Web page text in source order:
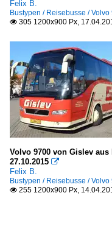
Felix B.
Bustypen / Reisebusse / Volvo
 305 1200x900 Px,
Volvo 9700 von Gislev
27.10.2015 
Felix B.
Bustypen / Reisebusse / Volvo
 255 1200x900 Px,